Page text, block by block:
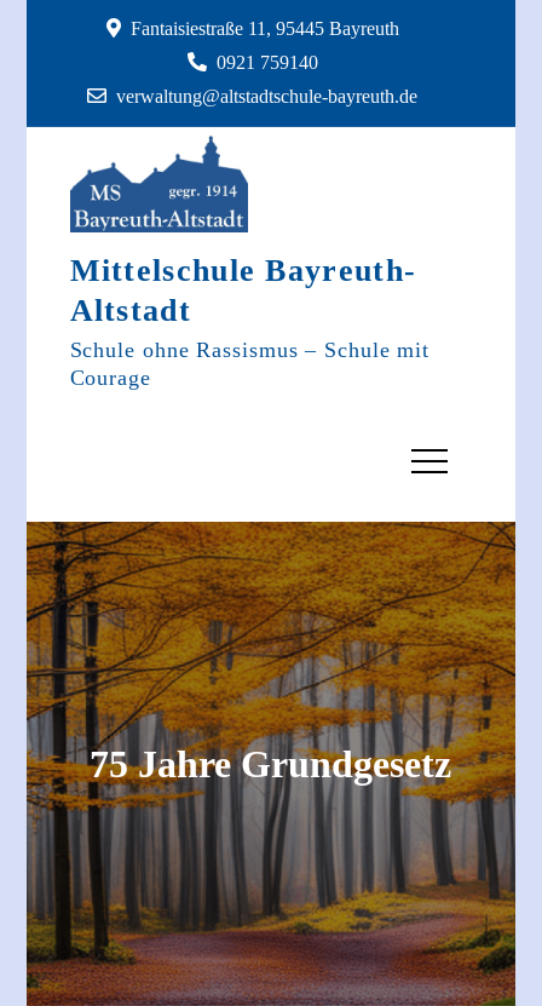
Fantaisiestraße 11, 95445 Bayreuth
0921 759140
verwaltung@altstadtschule-bayreuth.de
Mittelschule Bayreuth-
Altstadt
Schule ohne Rassismus – Schule mit
Courage
75 Jahre Grundgesetz